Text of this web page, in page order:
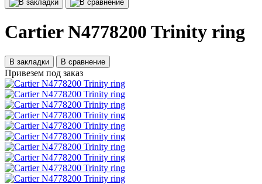
Cartier N4778200 Trinity ring
В закладки В сравнение
Привезем под заказ